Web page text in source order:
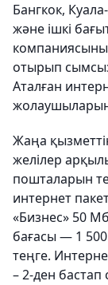
Бангкок,
және ішкі
отырып
Аталған
Жаңа
желілер
пошталарын
интернет
«Бизнес» 50
бағасы — 1 500
теңге.
– 2-ден бастап